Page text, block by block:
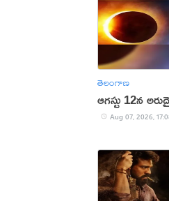
తెలంగాణ
ఆగస్టు 12న
Aug 07, 2026,